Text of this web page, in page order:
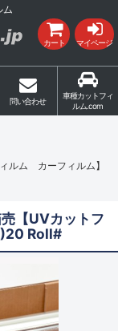
ム
カート マイページ
問い合わせ
車種カットフィ
ルム.com
ルム カーフィルム】
【UVカットフ
Roll#